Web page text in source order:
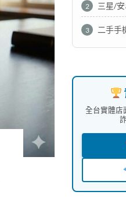
2 三星/
3 二手手
全台實體店